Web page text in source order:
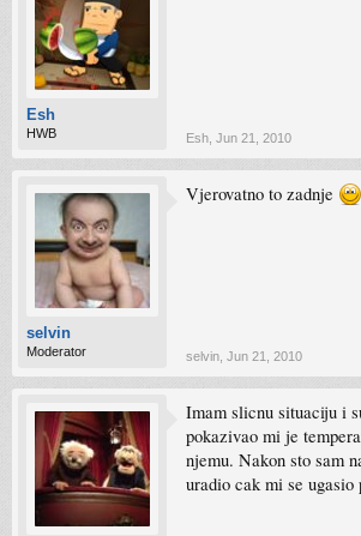
Esh
HWB Esh Jun 21, 2010
selvin
Moderator
Vjerovatno to zadnje
selvin Jun 21, 2010
Imam slicnu situaciju i
pokazivao mi je
njemu. Nakon sto sam
uradio cak mi se